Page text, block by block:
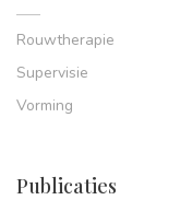
Rouwtherapie
Supervisie
Vorming
Publicaties